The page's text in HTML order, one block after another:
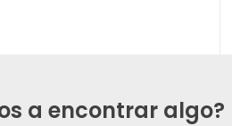
a encontrar algo?